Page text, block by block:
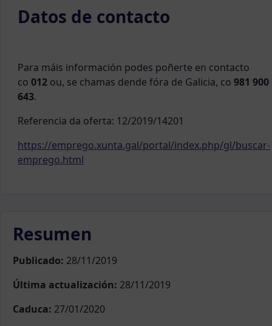
Datos de contacto
Para máis información podes poñerte en contacto
co 012 ou, se chamas dende fóra de Galicia, co 981 900
643.
Referencia da oferta: 12/2019/14201
https://emprego.xunta.gal/portal/index.php/gl/buscar-
emprego.html
Resumen
Publicado: 28/11/2019
Última actualización: 28/11/2019
Caduca: 27/01/2020